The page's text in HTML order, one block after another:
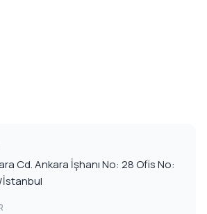
Cd. Ankara İşhanı No: 28 Ofis No:
İstanbul